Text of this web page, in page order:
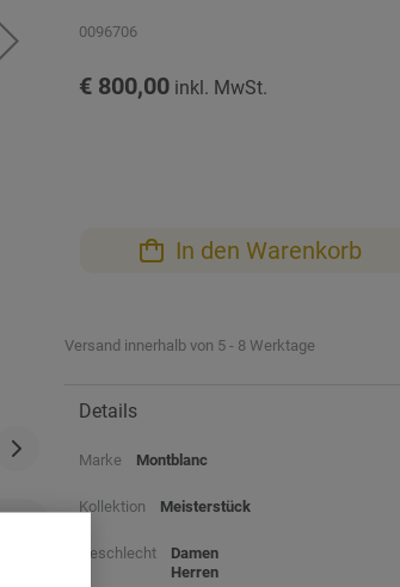
0096706
€ 800,00
In den Warenkorb
Versand innerhalb von 5 - 8 Werktage
Details
Marke Montblanc
Kollektion Meisterstück
Geschlecht
Damen
Herren